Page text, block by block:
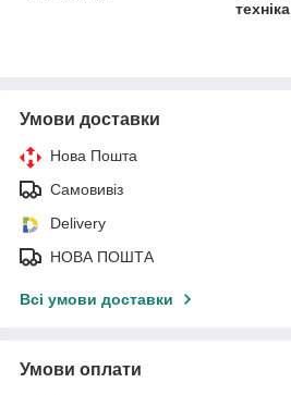
техніка
Умови доставки
Нова Пошта
Самовивіз
Delivery
НОВА ПОШТА
Всі умови доставки
Умови оплати